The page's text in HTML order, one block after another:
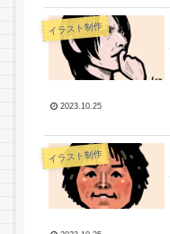
イラスト制作
2023.10.25
イラスト制作